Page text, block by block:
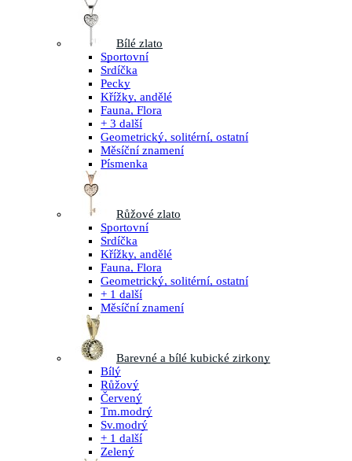
Bílé zlato
Sportovní
Srdíčka
Pecky
Křížky, andělé
Fauna, Flora
+ 3 další
Geometrický, solitérní, ostatní
Měsíční znamení
Písmenka
Růžové zlato
Sportovní
Srdíčka
Křížky, andělé
Fauna, Flora
Geometrický, solitérní, ostatní
+ 1 další
Měsíční znamení
Barevné a bílé kubické zirkony
Bílý
Růžový
Červený
Tm.modrý
Sv.modrý
+ 1 další
Zelený